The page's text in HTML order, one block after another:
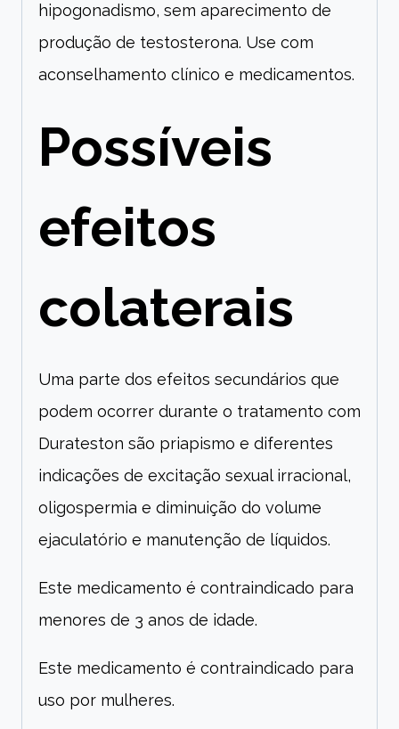
hipogonadismo, sem aparecimento de
produção de testosterona. Use com
aconselhamento clínico e medicamentos.
Possíveis
efeitos
colaterais
Uma parte dos efeitos secundários que
podem ocorrer durante o tratamento com
Durateston são priapismo e diferentes
indicações de excitação sexual irracional,
oligospermia e diminuição do volume
ejaculatório e manutenção de líquidos.
Este medicamento é contraindicado para
menores de 3 anos de idade.
Este medicamento é contraindicado para
uso por mulheres.